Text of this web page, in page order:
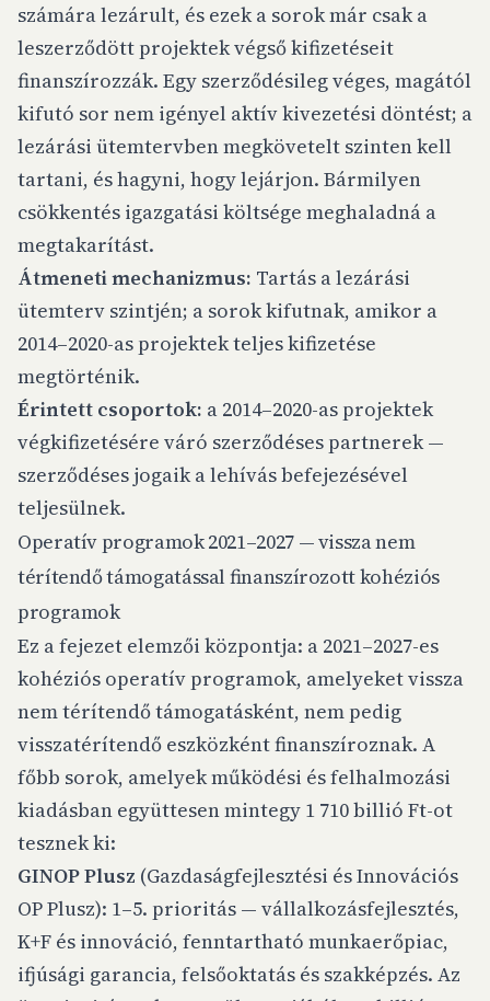
számára lezárult, és ezek a sorok már csak a
leszerződött projektek végső kifizetéseit
finanszírozzák. Egy szerződésileg véges, magától
kifutó sor nem igényel aktív kivezetési döntést; a
lezárási ütemtervben megkövetelt szinten kell
tartani, és hagyni, hogy lejárjon. Bármilyen
csökkentés igazgatási költsége meghaladná a
megtakarítást.
Átmeneti mechanizmus: Tartás a lezárási
ütemterv szintjén; a sorok kifutnak, amikor a
2014–2020-as projektek teljes kifizetése
megtörténik.
Érintett csoportok: a 2014–2020-as projektek
végkifizetésére váró szerződéses partnerek —
szerződéses jogaik a lehívás befejezésével
teljesülnek.
Operatív programok 2021–2027 — vissza nem
térítendő támogatással finanszírozott kohéziós
programok
Ez a fejezet elemzői központja: a 2021–2027-es
kohéziós operatív programok, amelyeket vissza
nem térítendő támogatásként, nem pedig
visszatérítendő eszközként finanszíroznak. A
főbb sorok, amelyek működési és felhalmozási
kiadásban együttesen mintegy 1 710 billió Ft-ot
tesznek ki:
GINOP Plusz (Gazdaságfejlesztési és Innovációs
OP Plusz): 1–5. prioritás — vállalkozásfejlesztés,
K+F és innováció, fenntartható munkaerőpiac,
ifjúsági garancia, felsőoktatás és szakképzés. Az